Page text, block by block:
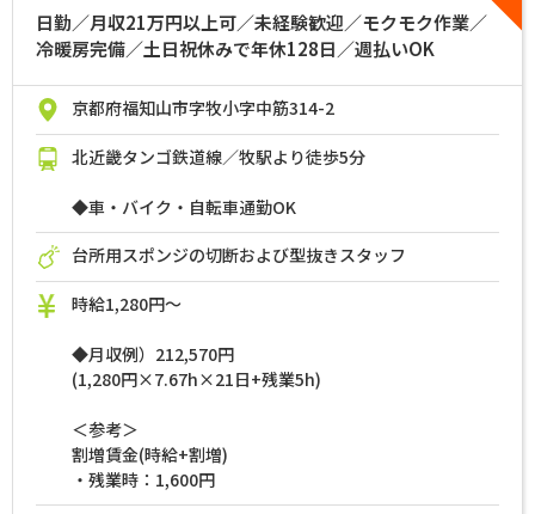
日勤／月収21万円以上可／未経験歓迎／モクモク作業／
冷暖房完備／土日祝休みで年休128日／週払いOK
京都府福知山市字牧小字中筋314-2
北近畿タンゴ鉄道線／牧駅より徒歩5分
◆車・バイク・自転車通勤OK
台所用スポンジの切断および型抜きスタッフ
時給1,280円～
◆月収例）212,570円
(1,280円×7.67h×21日+残業5h)
＜参考＞
割増賃金(時給+割増)
・残業時：1,600円